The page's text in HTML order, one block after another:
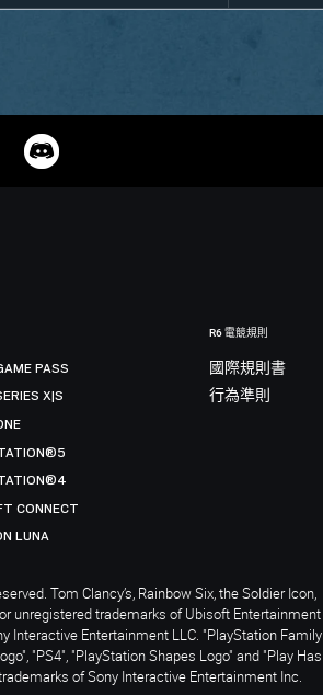
PASS
X|S
CONNECT
LUNA
R6 電競規則
國際規則書
行為準則
Tom Clancy’s, Rainbow Six, the Soldier Icon,
unregistered trademarks of Ubisoft Entertainment
Interactive Entertainment LLC. "PlayStation Family
"PS4", "PlayStation Shapes Logo" and "Play Has
of Sony Interactive Entertainment Inc.